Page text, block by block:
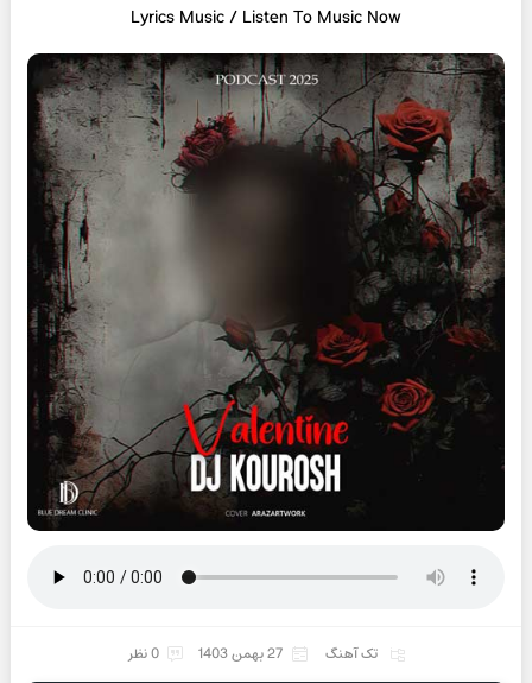
Lyrics Music / Listen To Music Now
تک آهنگ 27 بهمن 1403 0 نظر